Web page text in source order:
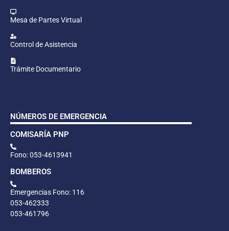
Mesa de Partes Virtual
Control de Asistencia
Trámite Documentario
NÚMEROS DE EMERGENCIA
COMISARÍA PNP
Fono: 053-4613941
BOMBEROS
Emergencias Fono: 116
053-462333
053-461796